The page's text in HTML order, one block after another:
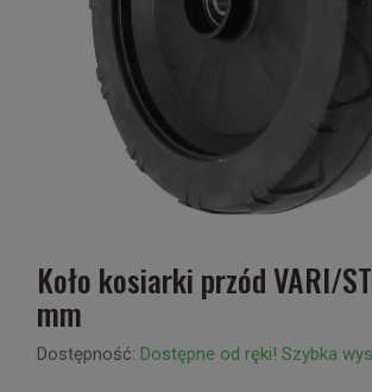
Koło kosiarki przód VARI/
mm
Dostępność: Dostępne od ręki! Szybka